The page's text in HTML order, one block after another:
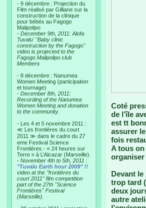
- 9 décembre : Projection du
Film réalisé par Gilliane sur la
construction de la clinique
pour bébés au Fagogo
Malipolipo
- December 9th, 2011: Alofa
Tuvalu' "Baby clinic
construction by the Fagogo"
video is projected to the
Fagogo Malipolipo club
Members
- 8 décembre : Nanumea
Women Meeting (participation
et tournage)
- December 8th, 2011:
Recording of the Nanumea
Women Meeting and donation
to the community.
- Les 4 et 5 novembre 2011 :
≪ Les frontières du court
2011 ≫ dans le cadre du 27
eme Festival Science
Frontières - « 24 heures sur
Terre » à L’Alcazar (Marseille).
- November 4th to 5th, 2011 :
"Tuvalu Earth hour 2009" !!
video at the "frontières du
court 2011" film competition
part of the 27th "Science
Frontières" Festival
(Marseille).
Coté
de l’île
est tt
assurer
fois
A tous
organiser
Devant
trop tard
deux
autre